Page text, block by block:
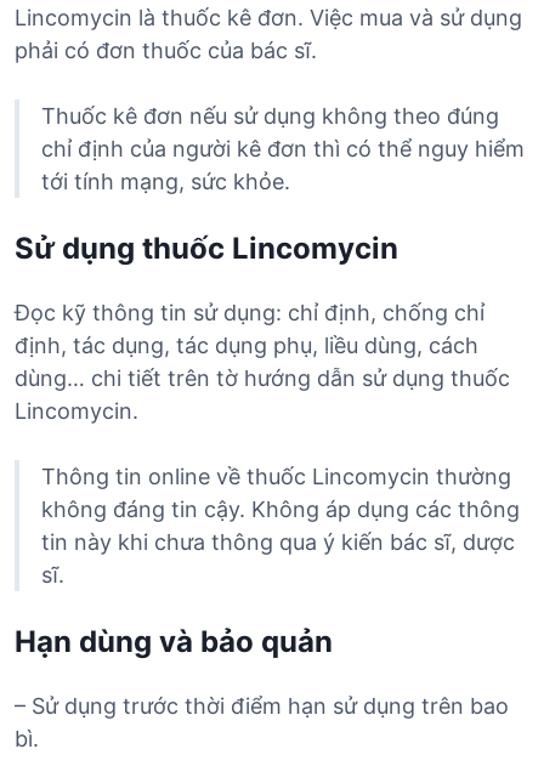
Lincomycin là thuốc kê đơn. Việc mua và sử dụng
phải có đơn thuốc của bác sĩ.
Thuốc kê đơn nếu sử dụng không theo đúng
chỉ định của người kê đơn thì có thể nguy hiểm
tới tính mạng, sức khỏe.
Sử dụng thuốc Lincomycin
Đọc kỹ thông tin sử dụng: chỉ định, chống chỉ
định, tác dụng, tác dụng phụ, liều dùng, cách
dùng… chi tiết trên tờ hướng dẫn sử dụng thuốc
Lincomycin.
Thông tin online về thuốc Lincomycin thường
không đáng tin cậy. Không áp dụng các thông
tin này khi chưa thông qua ý kiến bác sĩ, dược
sĩ.
Hạn dùng và bảo quản
– Sử dụng trước thời điểm hạn sử dụng trên bao
bì.